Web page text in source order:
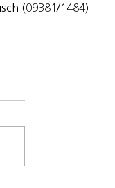
(09381/1484)